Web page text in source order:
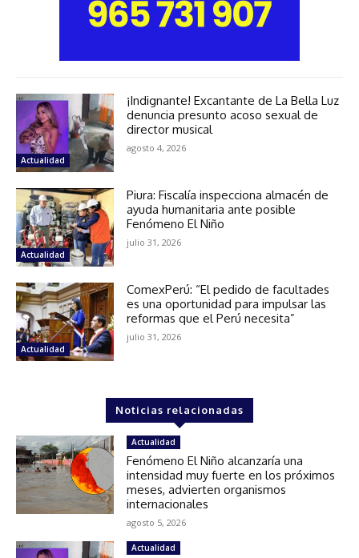
Actualidad
¡Indignante! Excantante de La Bella Luz
denuncia presunto acoso sexual de
director musical
agosto 4, 2026
Actualidad
Piura: Fiscalía inspecciona almacén de
ayuda humanitaria ante posible
Fenómeno El Niño
julio 31, 2026
Actualidad
ComexPerú: “El pedido de facultades
es una oportunidad para impulsar las
reformas que el Perú necesita”
julio 31, 2026
Noticias relacionadas
Actualidad
Fenómeno El Niño alcanzaría una
intensidad muy fuerte en los próximos
meses, advierten organismos
internacionales
agosto 5, 2026
Actualidad